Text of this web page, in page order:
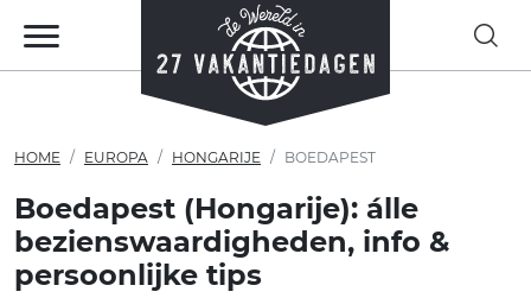
HOME EUROPA HONGARIJE BOEDAPEST
Boedapest (Hongarije): álle
bezienswaardigheden, info &
persoonlijke tips